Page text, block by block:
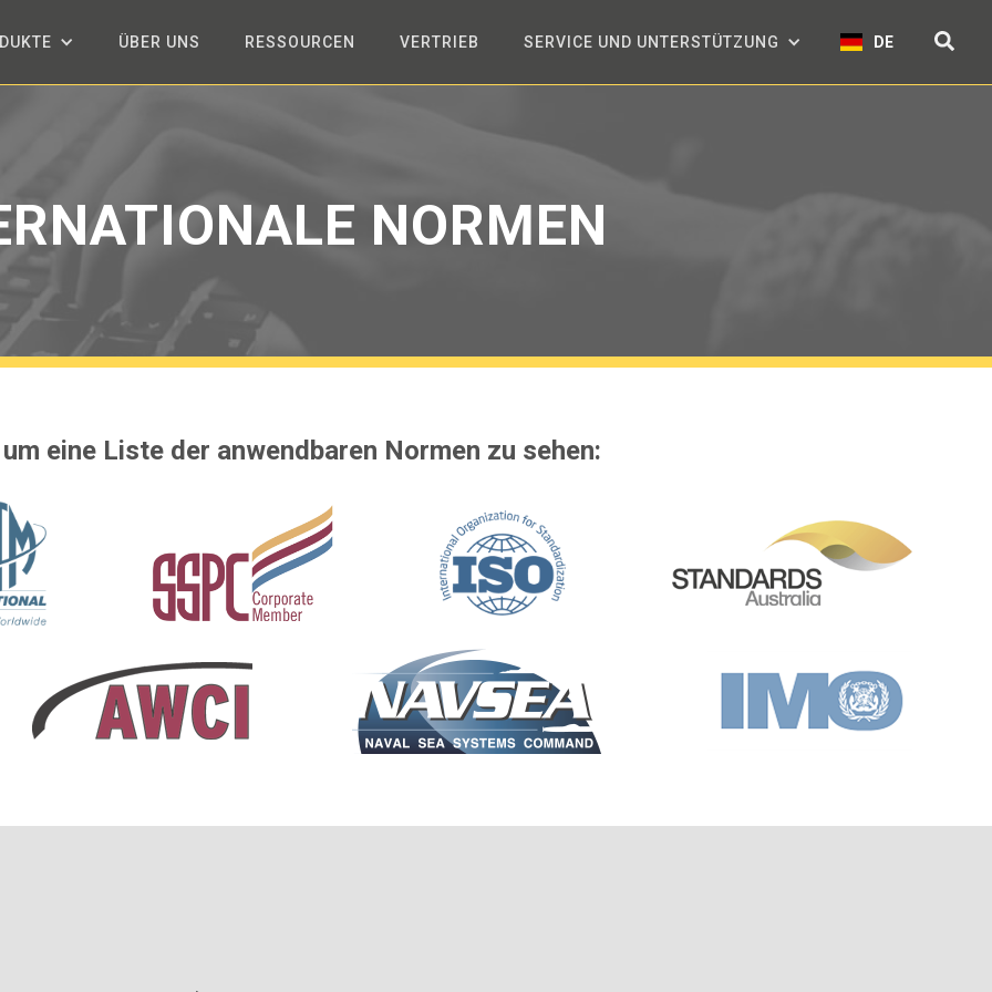
ÜBER UNS RESSOURCEN VERTRIEB SERVICE UND UNTERSTÜTZUNG DE
NORMEN
eine Liste der anwendbaren Normen zu sehen: